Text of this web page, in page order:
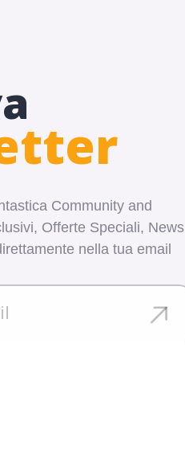
Community and
Offerte Speciali, News
nella tua email